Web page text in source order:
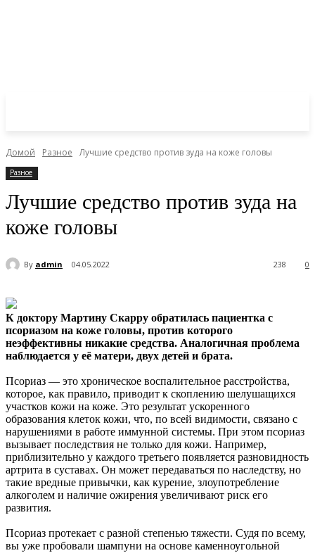
Домой Разное Лучшие средство против зуда на коже головы
Разное
Лучшие средство против зуда на
коже головы
By admin 04.05.2022 0
238
К доктору Мартину Скарру обратилась пациентка с
псориазом на коже головы, против которого
неэффективны никакие средства. Аналогичная проблема
наблюдается у её матери, двух детей и брата.
Псориаз — это хроническое воспалительное расстройства,
которое, как правило, приводит к скоплению шелушащихся
участков кожи на коже. Это результат ускоренного
образования клеток кожи, что, по всей видимости, связано с
нарушениями в работе иммунной системы. При этом псориаз
вызывает последствия не только для кожи. Например,
приблизительно у каждого третьего появляется разновидность
артрита в суставах. Он может передаваться по наследству, но
такие вредные привычки, как курение, злоупотребление
алкоголем и наличие ожирения увеличивают риск его
развития.
Псориаз протекает с разной степенью тяжести. Судя по всему,
вы уже пробовали шампуни на основе каменноугольной